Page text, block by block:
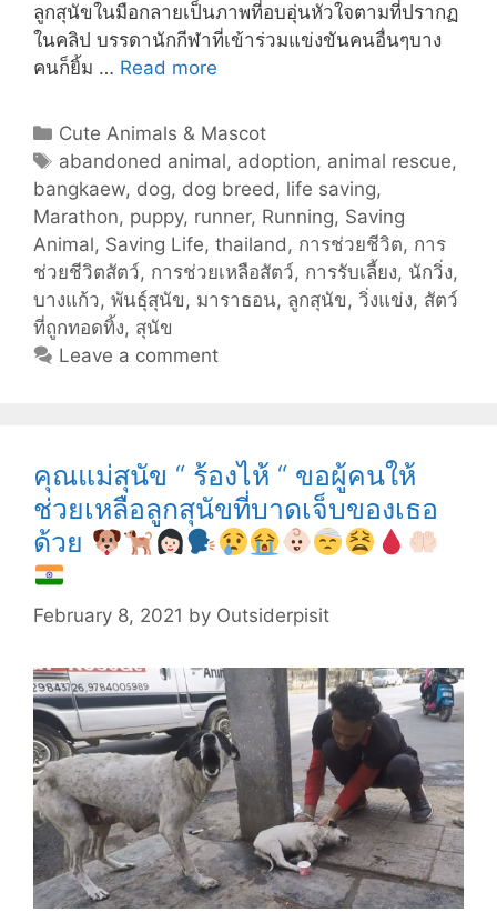
ลูกสุนัขในมือกลายเป็นภาพที่อบอุ่นหัวใจตามที่ปรากฏ
ในคลิป บรรดานักกีฬาที่เข้าร่วมแข่งขันคนอื่นๆบาง
คนก็ยิ้ม … Read more
มาราธอน
ไทย
ช่วย
ลูก
สุนัข
ชัย
เป็น
ระยะ
ทาง
Categories
Cute Animals & Mascot
Tags
abandoned animal, adoption, animal rescue,
bangkaew, dog, dog breed, life saving,
Marathon, puppy, runner, Running, Saving
Animal, Saving Life, thailand, การช่วยชีวิต, การ
ช่วยชีวิตสัตว์, การช่วยเหลือสัตว์, การรับเลี้ยง, นักวิ่ง,
บางแก้ว, พันธุ์สุนัข, มาราธอน, ลูกสุนัข, วิ่งแข่ง, สัตว์
ที่ถูกทอดทิ้ง, สุนัข
Leave a comment
คุณแม่สุนัข “ ร้องไห้ “ ขอผู้คนให้
ช่วยเหลือลูกสุนัขที่บาดเจ็บของเธอ
ด้วย
February 8, 2021 by Outsiderpisit